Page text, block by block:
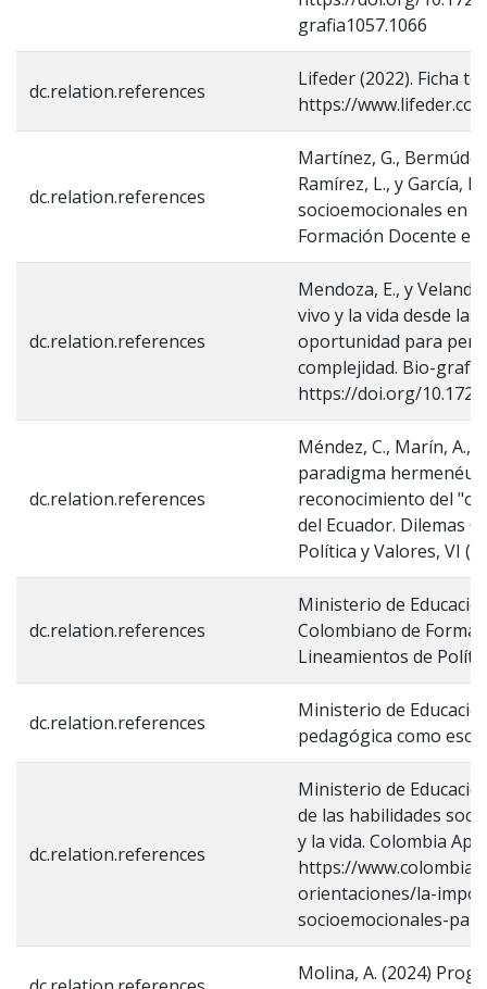
grafia1057.1066
dc.relation.references
Lifeder (2022). Ficha
https://
dc.relation.references
Martínez, G.,
Ramírez, L., y García,
socioemocionales en
Formación Docente
dc.relation.references
Mendoza, E., y
vivo y la vida desde
oportunidad para
complejidad. Bio-
https://doi.org/
dc.relation.references
Méndez, C., Marín, A.,
paradigma
reconocimiento del
del Ecuador. Dilemas
Política y Valores, VI
dc.relation.references
Ministerio de
Colombiano de
Lineamientos de
dc.relation.references
Ministerio de
pedagógica como
dc.relation.references
Ministerio de
de las habilidades
y la vida. Colombia
https://
orientaciones/la-
socioemocionales-
Molina, A. (2024)